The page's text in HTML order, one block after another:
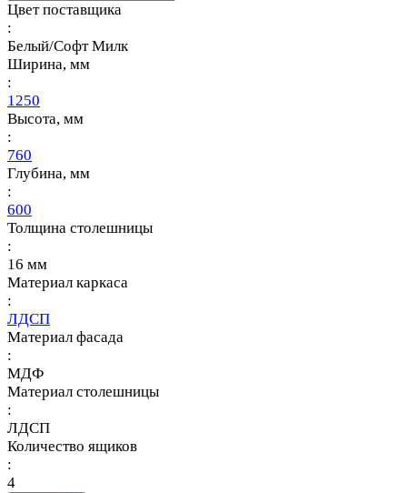
Цвет поставщика
:
Белый/Софт Милк
Ширина, мм
:
1250
Высота, мм
:
760
Глубина, мм
:
600
Толщина столешницы
:
16 мм
Материал каркаса
:
ЛДСП
Материал фасада
:
МДФ
Материал столешницы
:
ЛДСП
Количество ящиков
:
4